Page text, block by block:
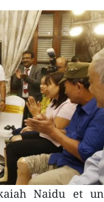
Naidu et un